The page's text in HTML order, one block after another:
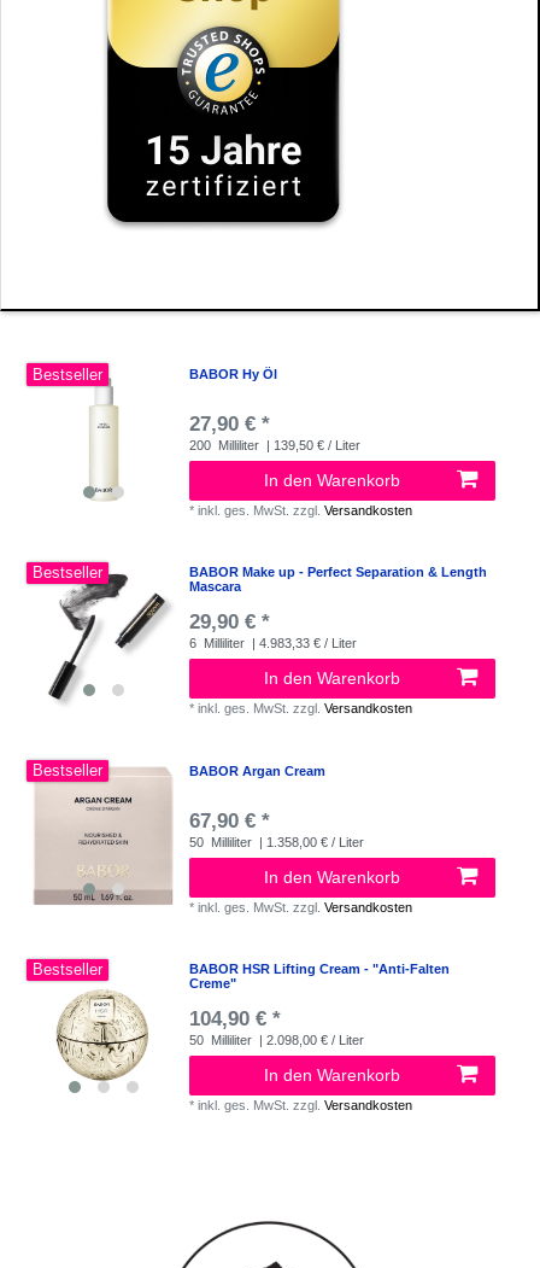
Bestseller BABOR Hy Öl
27,90 € *
200 Milliliter | 139,50 € / Liter
In den Warenkorb
*inkl. ges. MwSt. zzgl.Versandkosten
Bestseller
BABOR Make up - Perfect Separation & Length
Mascara
29,90 € *
6 Milliliter | 4.983,33 € / Liter
In den Warenkorb
*inkl. ges. MwSt. zzgl.Versandkosten
Bestseller BABOR Argan Cream
67,90 € *
50 Milliliter | 1.358,00 € / Liter
In den Warenkorb
*inkl. ges. MwSt. zzgl.Versandkosten
Bestseller
BABOR HSR Lifting Cream - "Anti-Falten
Creme"
104,90 € *
50 Milliliter | 2.098,00 € / Liter
In den Warenkorb
*inkl. ges. MwSt. zzgl.Versandkosten